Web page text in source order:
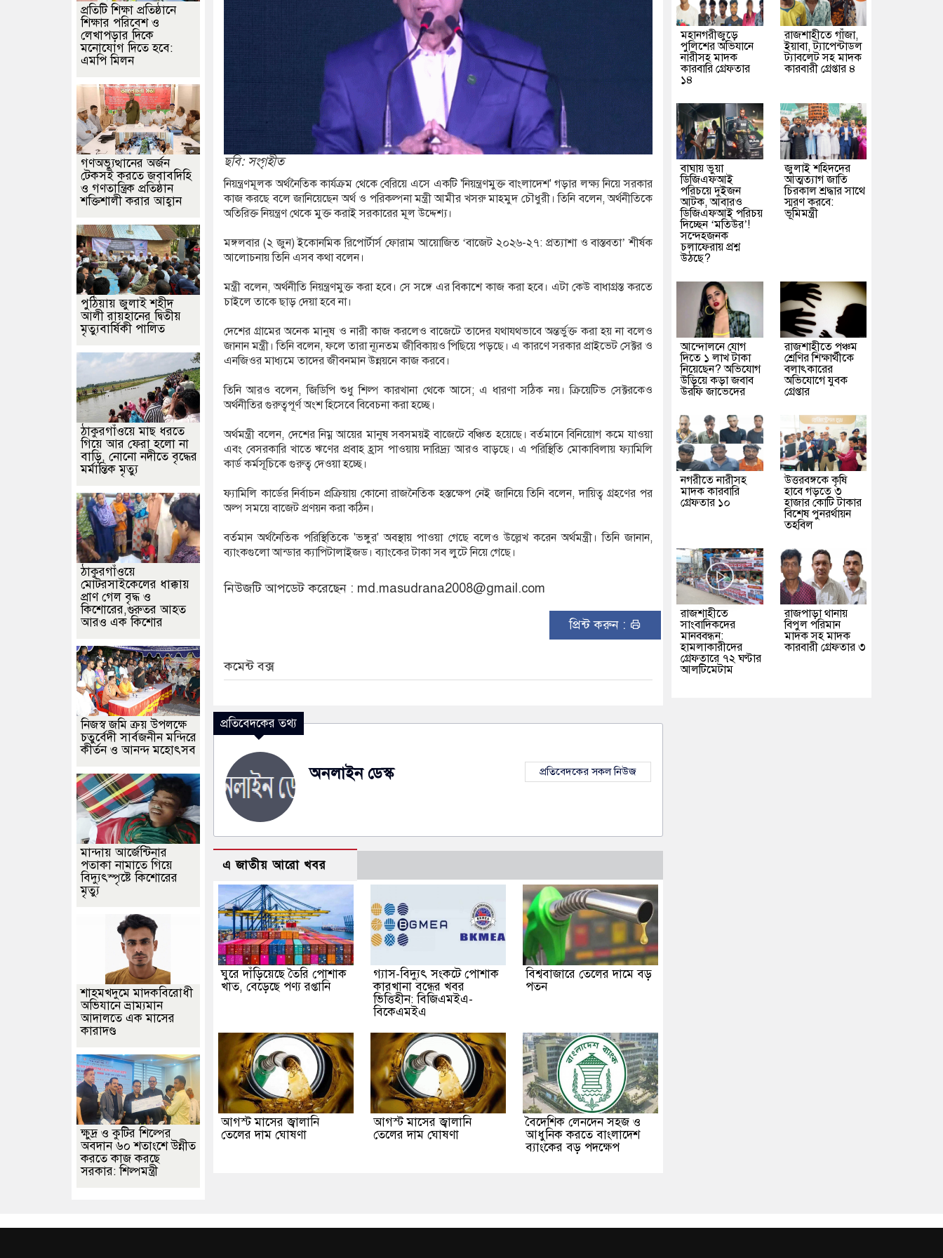
ছবি: সংগৃহীত
নিয়ন্ত্রণমূলক অর্থনৈতিক কার্যক্রম থেকে বেরিয়ে এসে একটি 'নিয়ন্ত্রণমুক্ত বাংলাদেশ' গড়ার লক্ষ্য নিয়ে সরকার
কাজ করছে বলে জানিয়েছেন অর্থ ও পরিকল্পনা মন্ত্রী আমীর খসরু মাহমুদ চৌধুরী। তিনি বলেন, অর্থনীতিকে
অতিরিক্ত নিয়ন্ত্রণ থেকে মুক্ত করাই সরকারের মূল উদ্দেশ্য।
মঙ্গলবার (২ জুন) ইকোনমিক রিপোর্টার্স ফোরাম আয়োজিত ‘বাজেট ২০২৬-২৭: প্রত্যাশা ও বাস্তবতা’ শীর্ষক
আলোচনায় তিনি এসব কথা বলেন।
মন্ত্রী বলেন, অর্থনীতি নিয়ন্ত্রণমুক্ত করা হবে। সে সঙ্গে এর বিকাশে কাজ করা হবে। এটা কেউ বাধাগ্রস্ত করতে
চাইলে তাকে ছাড় দেয়া হবে না।
দেশের গ্রামের অনেক মানুষ ও নারী কাজ করলেও বাজেটে তাদের যথাযথভাবে অন্তর্ভুক্ত করা হয় না বলেও
জানান মন্ত্রী। তিনি বলেন, ফলে তারা ন্যূনতম জীবিকায়ও পিছিয়ে পড়ছে। এ কারণে সরকার প্রাইভেট সেক্টর ও
এনজিওর মাধ্যমে তাদের জীবনমান উন্নয়নে কাজ করবে।
তিনি আরও বলেন, জিডিপি শুধু শিল্প কারখানা থেকে আসে; এ ধারণা সঠিক নয়। ক্রিয়েটিভ সেক্টরকেও
অর্থনীতির গুরুত্বপূর্ণ অংশ হিসেবে বিবেচনা করা হচ্ছে।
অর্থমন্ত্রী বলেন, দেশের নিম্ন আয়ের মানুষ সবসময়ই বাজেটে বঞ্চিত হয়েছে। বর্তমানে বিনিয়োগ কমে যাওয়া
এবং বেসরকারি খাতে ঋণের প্রবাহ হ্রাস পাওয়ায় দারিদ্র্য আরও বাড়ছে। এ পরিস্থিতি মোকাবিলায় ফ্যামিলি
কার্ড কর্মসূচিকে গুরুত্ব দেওয়া হচ্ছে।
ফ্যামিলি কার্ডের নির্বাচন প্রক্রিয়ায় কোনো রাজনৈতিক হস্তক্ষেপ নেই জানিয়ে তিনি বলেন, দায়িত্ব গ্রহণের পর
অল্প সময়ে বাজেট প্রণয়ন করা কঠিন।
বর্তমান অর্থনৈতিক পরিস্থিতিকে 'ভঙ্গুর' অবস্থায় পাওয়া গেছে বলেও উল্লেখ করেন অর্থমন্ত্রী। তিনি জানান,
ব্যাংকগুলো আন্ডার ক্যাপিটালাইজড। ব্যাংকের টাকা সব লুটে নিয়ে গেছে।
নিউজটি আপডেট করেছেন : md.masudrana2008@gmail.com
প্রিন্ট করুন :
কমেন্ট বক্স
প্রতিবেদকের তথ্য
অনলাইন ডেস্ক প্রতিবেদকের সকল নিউজ
এ জাতীয় আরো খবর
ঘুরে দাঁড়িয়েছে তৈরি পোশাক
খাত, বেড়েছে পণ্য রপ্তানি
গ্যাস-বিদ্যুৎ সংকটে পোশাক
কারখানা বন্ধের খবর
ভিত্তিহীন: বিজিএমইএ-
বিকেএমইএ
বিশ্ববাজারে তেলের দামে বড়
পতন
আগস্ট মাসের জ্বালানি
তেলের দাম ঘোষণা
আগস্ট মাসের জ্বালানি
তেলের দাম ঘোষণা
বৈদেশিক লেনদেন সহজ ও
আধুনিক করতে বাংলাদেশ
ব্যাংকের বড় পদক্ষেপ
প্রতিটি শিক্ষা প্রতিষ্ঠানে
শিক্ষার পরিবেশ ও
লেখাপড়ার দিকে
মনোযোগ দিতে হবে:
এমপি মিলন
গণঅভ্যুত্থানের অর্জন
টেকসই করতে জবাবদিহি
ও গণতান্ত্রিক প্রতিষ্ঠান
শক্তিশালী করার আহ্বান
পুঠিয়ায় জুলাই শহীদ
আলী রায়হানের দ্বিতীয়
মৃত্যুবার্ষিকী পালিত
ঠাকুরগাঁওয়ে মাছ ধরতে
গিয়ে আর ফেরা হলো না
বাড়ি, নোনো নদীতে বৃদ্ধের
মর্মান্তিক মৃত্যু
ঠাকুরগাঁওয়ে
মোটরসাইকেলের ধাক্কায়
প্রাণ গেল বৃদ্ধ ও
কিশোরের,গুরুতর আহত
আরও এক কিশোর
নিজস্ব জমি ক্রয় উপলক্ষে
চতুর্বেদী সার্বজনীন মন্দিরে
কীর্তন ও আনন্দ মহোৎসব
মান্দায় আর্জেন্টিনার
পতাকা নামাতে গিয়ে
বিদ্যুৎস্পৃষ্টে কিশোরের
মৃত্যু
শাহমখদুমে মাদকবিরোধী
অভিযানে ভ্রাম্যমান
আদালতে এক মাসের
কারাদণ্ড
ক্ষুদ্র ও কুটির শিল্পের
অবদান ৬০ শতাংশে উন্নীত
করতে কাজ করছে
সরকার: শিল্পমন্ত্রী
মহানগরীজুড়ে
পুলিশের অভিযানে
নারীসহ মাদক
কারবারি গ্রেফতার
১৪
রাজশাহীতে গাঁজা,
ইয়াবা, ট্যাপেন্টাডল
ট্যাবলেট সহ মাদক
কারবারী গ্রেপ্তার ৪
বাঘায় ভুয়া
ডিজিএফআই
পরিচয়ে দুইজন
আটক, আবারও
ডিজিএফআই পরিচয়
দিচ্ছেন ‘মতিউর’!
সন্দেহজনক
চলাফেরায় প্রশ্ন
উঠছে?
জুলাই শহিদদের
আত্মত্যাগ জাতি
চিরকাল শ্রদ্ধার সাথে
স্মরণ করবে:
ভূমিমন্ত্রী
আন্দোলনে যোগ
দিতে ১ লাখ টাকা
নিয়েছেন? অভিযোগ
উড়িয়ে কড়া জবাব
উরফি জাভেদের
রাজশাহীতে পঞ্চম
শ্রেণির শিক্ষার্থীকে
বলাৎকারের
অভিযোগে যুবক
গ্রেপ্তার
নগরীতে নারীসহ
মাদক কারবারি
গ্রেফতার ১০
উত্তরবঙ্গকে কৃষি
হাবে গড়তে ৩
হাজার কোটি টাকার
বিশেষ পুনরর্থায়ন
তহবিল
রাজশাহীতে
সাংবাদিকদের
মানববন্ধন:
হামলাকারীদের
গ্রেফতারে ৭২ ঘণ্টার
আলটিমেটাম
রাজপাড়া থানায়
বিপুল পরিমান
মাদক সহ মাদক
কারবারী গ্রেফতার ৩